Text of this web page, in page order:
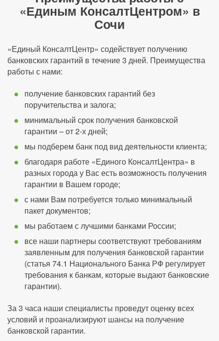
«Единым КонсалтЦентром» в
Сочи
«Единый КонсалтЦентр» содействует получению
банковских гарантий в течение 3 дней. Преимущества
работы с нами:
получение банковских гарантий без
поручительства и залога;
минимальный срок получения банковской
гарантии – от 2-х дней;
мы подберем банк под вид деятельности клиента;
благодаря работе «Единого КонсалтЦентра» в
разных города у Вас есть возможность получения
гарантии в Вашем городе;
с нами Вам потребуется только минимальный
пакет документов;
мы работаем с лучшими банками России;
все наши партнеры соответствуют требованиям
заявленным для получения банковской гарантии
(статья 74.1 Национального Банка РФ регулирует
требования к банкам, которые выдают банковские
гарантии).
За 3 часа наши специалисты проведут оценку всех
условий и проанализируют шансы на получение
банковской гарантии.